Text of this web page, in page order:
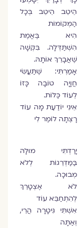
הֵיטֵב הֵיטֵב בְּכָל
הַמְּקוֹמוֹת
הִיא בֶּאֱמֶת
הִשְׁתַּדְּלָה. בִּקְּשָׁה
שֶׁאֲבָרֵךְ אוֹתָהּ.
אָמַרְתִּי: שֶׁתַּעֲשִׂי
חֲוָיָה טוֹבָה כָּזוֹ
לְעוֹד כַּלּוֹת.
אֵינִי יוֹדַעַת מָה עוֹד
רָצְתָה לוֹמַר לִי
יָרַדְתִּי מוּלָהּ
בַּמַּדְרֵגוֹת לְלֹא
מְבוּכָה.
לֹא אֶצְטָרֵךְ
לְהִתְחַבֵּא עוֹד
אִשְׁתִּי גִּיטָרָה הֲרֵי,
וְאַתָּה